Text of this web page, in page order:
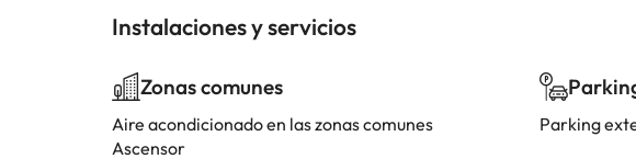
Instalaciones y servicios
Zonas comunes
Aire acondicionado en las zonas comunes
Ascensor
Parking